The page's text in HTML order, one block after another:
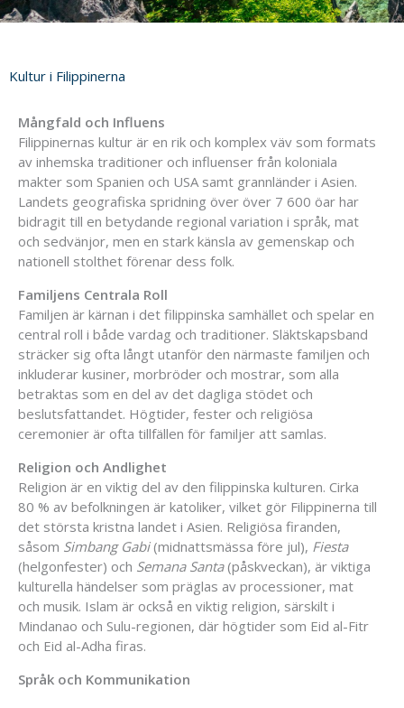
Kultur i Filippinerna
Mångfald och Influens
Filippinernas kultur är en rik och komplex väv som formats
av inhemska traditioner och influenser från koloniala
makter som Spanien och USA samt grannländer i Asien.
Landets geografiska spridning över över 7 600 öar har
bidragit till en betydande regional variation i språk, mat
och sedvänjor, men en stark känsla av gemenskap och
nationell stolthet förenar dess folk.
Familjens Centrala Roll
Familjen är kärnan i det filippinska samhället och spelar en
central roll i både vardag och traditioner. Släktskapsband
sträcker sig ofta långt utanför den närmaste familjen och
inkluderar kusiner, morbröder och mostrar, som alla
betraktas som en del av det dagliga stödet och
beslutsfattandet. Högtider, fester och religiösa
ceremonier är ofta tillfällen för familjer att samlas.
Religion och Andlighet
Religion är en viktig del av den filippinska kulturen. Cirka
80 % av befolkningen är katoliker, vilket gör Filippinerna till
det största kristna landet i Asien. Religiösa firanden,
såsom Simbang Gabi(midnattsmässa före jul), Fiesta
(helgonfester) och Semana Santa(påskveckan), är viktiga
kulturella händelser som präglas av processioner, mat
och musik. Islam är också en viktig religion, särskilt i
Mindanao och Sulu-regionen, där högtider som Eid al-Fitr
och Eid al-Adha firas.
Språk och Kommunikation